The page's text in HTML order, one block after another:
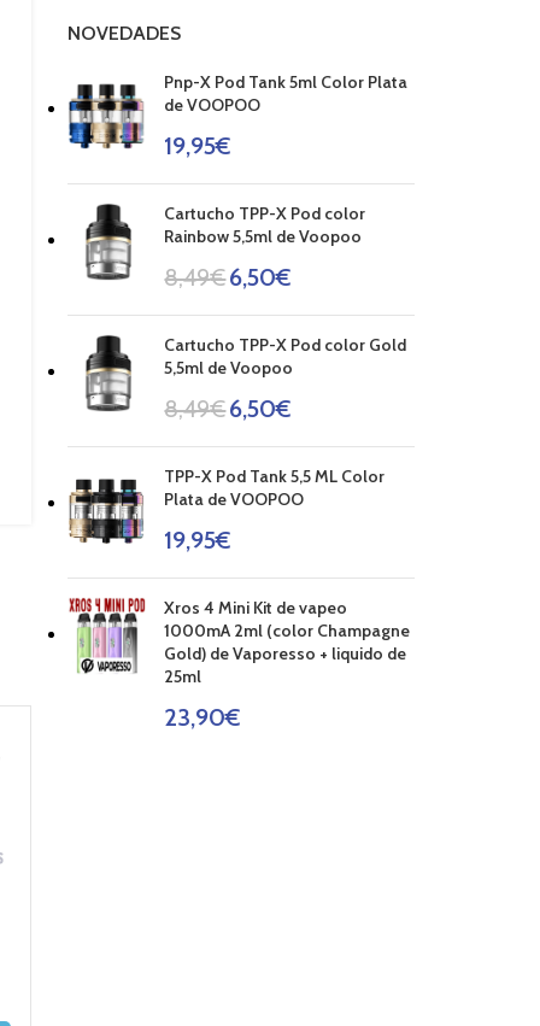
NOVEDADES
Pnp-X Pod Tank 5ml Color Plata
de VOOPOO
19,95€
Cartucho TPP-X Pod color
Rainbow 5,5ml de Voopoo
8,49€6,50€
Cartucho TPP-X Pod color Gold
5,5ml de Voopoo
8,49€6,50€
TPP-X Pod Tank 5,5 ML Color
Plata de VOOPOO
19,95€
Xros 4 Mini Kit de vapeo
1000mA 2ml (color Champagne
Gold) de Vaporesso + liquido de
25ml
23,90€